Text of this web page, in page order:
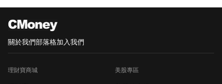
關於我們部落格加入我們
理財寶商城 美股專區